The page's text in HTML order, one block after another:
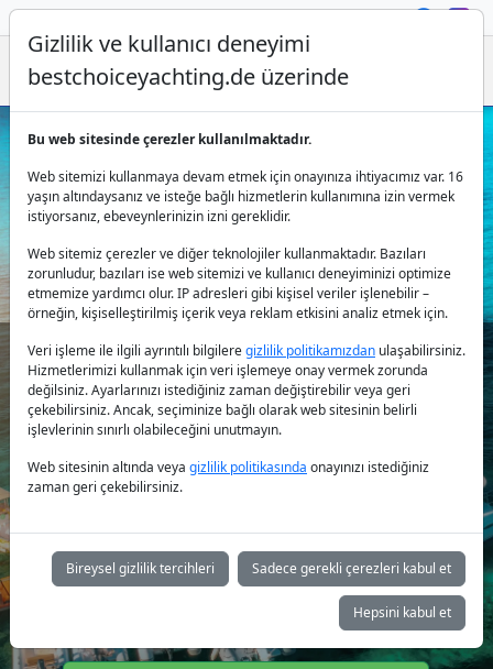
Ibiza'da Katamaran Kiralama -
İspanya'da Katamaran Sefası
Ülke:
Destinasyon:
Yat tipi:
Gizlilik ve kullanıcı deneyimi
bestchoiceyachting.de üzerinde
Bu web sitesinde çerezler kullanılmaktadır.
Web sitemizi kullanmaya devam etmek için onayınıza ihtiyacımız var. 16
yaşın altındaysanız ve isteğe bağlı hizmetlerin kullanımına izin vermek
istiyorsanız, ebeveynlerinizin izni gereklidir.
Web sitemiz çerezler ve diğer teknolojiler kullanmaktadır. Bazıları
zorunludur, bazıları ise web sitemizi ve kullanıcı deneyiminizi optimize
etmemize yardımcı olur. IP adresleri gibi kişisel veriler işlenebilir –
örneğin, kişiselleştirilmiş içerik veya reklam etkisini analiz etmek için.
Veri işleme ile ilgili ayrıntılı bilgileregizlilik politikamızdan ulaşabilirsiniz.
Hizmetlerimizi kullanmak için veri işlemeye onay vermek zorunda
değilsiniz. Ayarlarınızı istediğiniz zaman değiştirebilir veya geri
çekebilirsiniz. Ancak, seçiminize bağlı olarak web sitesinin belirli
işlevlerinin sınırlı olabileceğini unutmayın.
Web sitesinin altında veya gizlilik politikasında onayınızı istediğiniz
zaman geri çekebilirsiniz.
Bireysel gizlilik tercihleri Sadece gerekli çerezleri kabul et
Hepsini kabul et